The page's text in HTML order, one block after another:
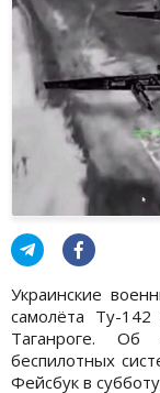
Украинские
самолёта Ту-
Таганроге.
беспилотных
Фейсбук в